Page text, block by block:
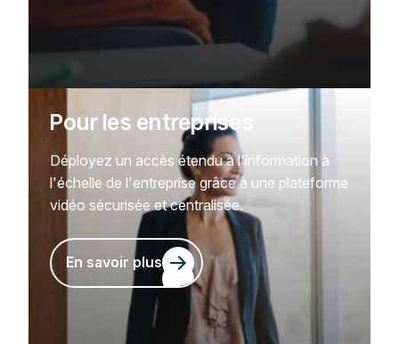
Pour les entreprises
Déployez un accès étendu à l'information à
l'échelle de l'entreprise grâce à une plateforme
vidéo sécurisée et centralisée.
En savoir plus